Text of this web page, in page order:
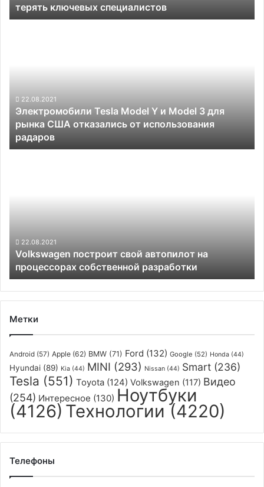
терять ключевых специалистов
для
рынка
США
отказались
22.08.2021
Электромобили Tesla Model Y и Model 3 для
рынка США отказались от использования
радаров
разработки
22.08.2021
Volkswagen построит свой автопилот на
процессорах собственной разработки
Метки
Android (57) Apple (62) BMW (71) Ford (132) Google (52) Honda (44)
Hyundai (89) Kia (44) MINI (293) Nissan (44) Smart (236)
Tesla (551) Toyota (124) Volkswagen (117) Видео
(254) Интересное (130) Ноутбуки
(4126) Технологии (4220)
Телефоны